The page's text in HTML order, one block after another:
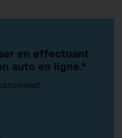
en effectuant
auto en ligne.*